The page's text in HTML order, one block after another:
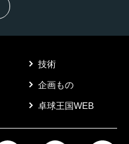
技術
企画もの
卓球王国WEB